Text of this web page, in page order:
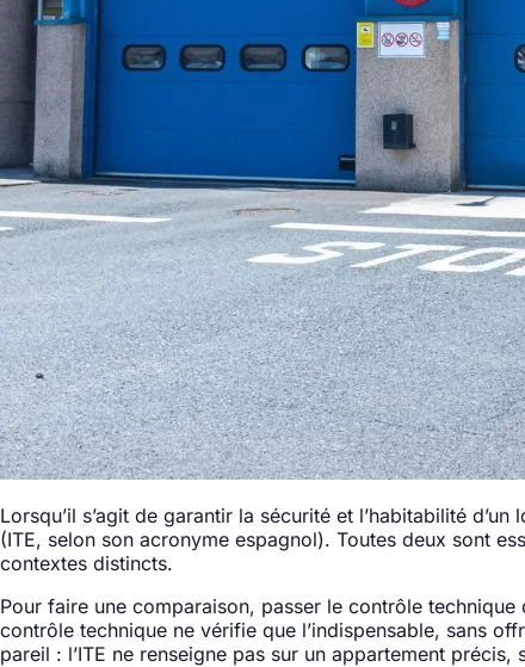
Lorsqu’il s’agit de garantir la sécurité et l’habitabilité
(ITE, selon son acronyme espagnol). Toutes deux sont
contextes distincts.
Pour faire une comparaison, passer le contrôle
contrôle technique ne vérifie que l’indispensable, sans
pareil : l’ITE ne renseigne pas sur un appartement précis,